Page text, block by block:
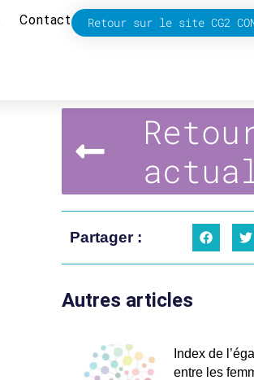
Contact Retour sur le site CG2
Partager :
Autres articles
Index de
entre les